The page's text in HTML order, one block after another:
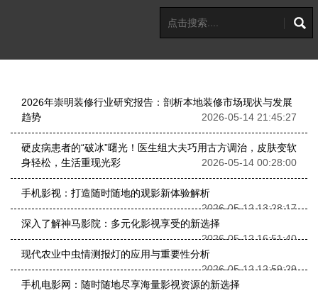
2026年崇明装修行业研究报告：剖析本地装修市场现状与发展
趋势
2026-05-14 21:45:27
硬皮病患者的“破冰”曙光！医生组大夫巧用古方调治，皮肤变软
身轻松，生活重现光彩
2026-05-14 00:28:00
手机影视：打造随时随地的观影新体验解析
2026-05-12 13:28:17
深入了解神马影院：多元化影视享受的新选择
2026-05-12 16:51:40
现代农业中虫情测报灯的应用与重要性分析
2026-05-12 12:59:29
手机电影网：随时随地尽享海量影视资源的新选择